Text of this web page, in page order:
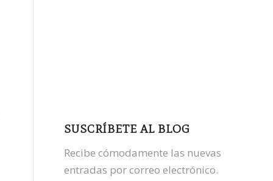
SUSCRÍBETE AL BLOG
Recibe cómodamente las nuevas
entradas por correo electrónico.